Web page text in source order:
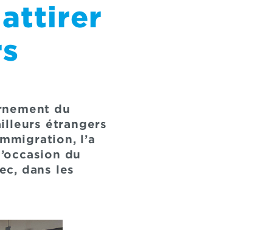
attirer
du
étrangers
l’a
du
dans les